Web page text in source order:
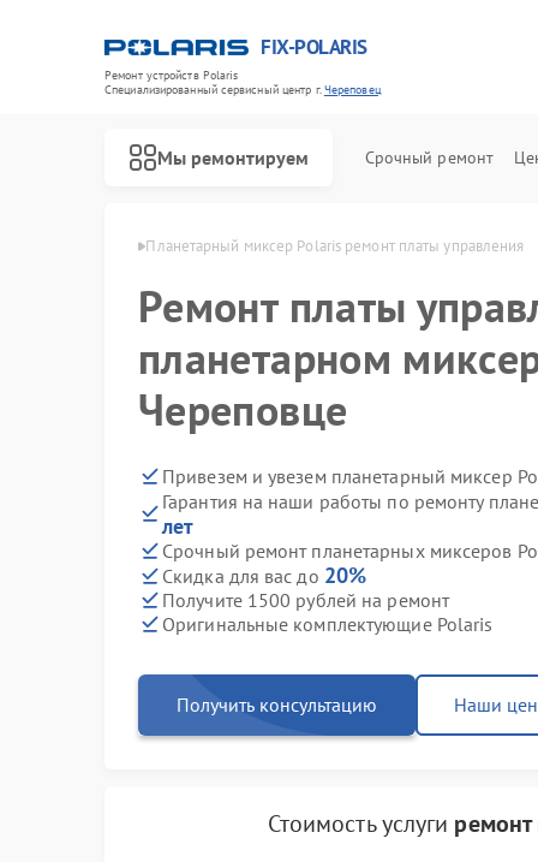
FIX-POLARIS
Ремонт устройств Polaris
Специализированный cервисный центр г.Череповец
Мы ремонтируем Срочный ремонт
в Череповце Планетарный миксер Polaris ремонт платы управления
Ремонт платы
планетарном
Череповце
Привезем и увезем планетарный миксер
Гарантия на наши работы по ремонту
лет
Срочный ремонт планетарных миксеров
Скидка для вас до 20%
Получите 1500 рублей на ремонт
Оригинальные комплектующие Polaris
Получить консультацию Наши
Стоимость услуги ремонт